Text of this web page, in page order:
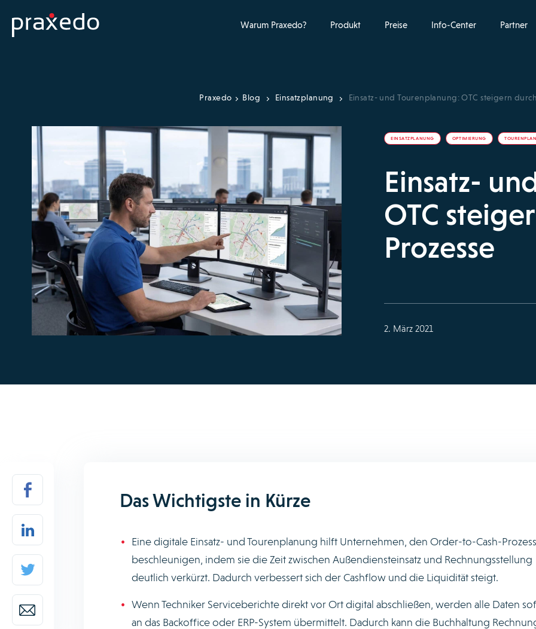
Warum Praxedo? Produkt Preise Info-Center Partner
Praxedo Blog Einsatzplanung Einsatz- und Tourenplanung: OTC steigern
EINSATZPLANUNG OPTIMIERUNG
Einsatz-
OTC
Prozesse
2. März 2021
Das Wichtigste in Kürze
Eine digitale Einsatz- und Tourenplanung hilft Unternehmen, den Order-to-Cash-
beschleunigen, indem sie die Zeit zwischen Außendiensteinsatz und Rechnungsstellung
deutlich verkürzt. Dadurch verbessert sich der Cashflow und die Liquidität steigt.
Wenn Techniker Serviceberichte direkt vor Ort digital abschließen, werden alle Daten
an das Backoffice oder ERP-System übermittelt. Dadurch kann die Buchhaltung